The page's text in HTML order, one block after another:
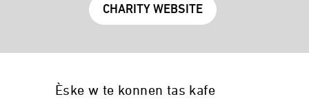
CHARITY WEBSITE
Èske w te konnen tas kafe